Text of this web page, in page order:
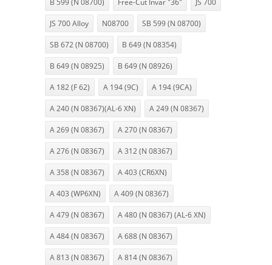
B 599 (N 08700) Free-Cut Invar "36" JS 700
JS 700 Alloy N08700 SB 599 (N 08700)
SB 672 (N 08700) B 649 (N 08354)
B 649 (N 08925) B 649 (N 08926)
A 182 (F 62) A 194 (9C) A 194 (9CA)
A 240 (N 08367)(AL-6 XN) A 249 (N 08367)
A 269 (N 08367) A 270 (N 08367)
A 276 (N 08367) A 312 (N 08367)
A 358 (N 08367) A 403 (CR6XN)
A 403 (WP6XN) A 409 (N 08367)
A 479 (N 08367) A 480 (N 08367) (AL-6 XN)
A 484 (N 08367) A 688 (N 08367)
A 813 (N 08367) A 814 (N 08367)